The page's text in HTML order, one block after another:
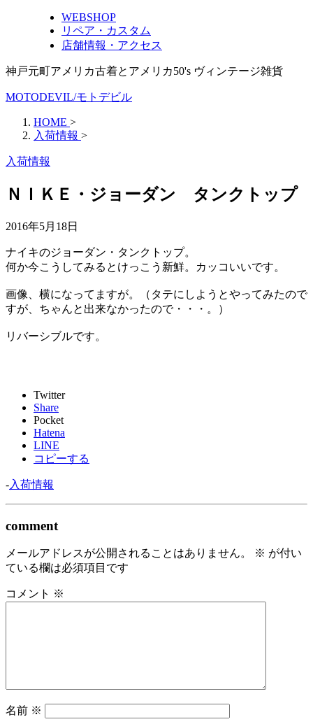
WEBSHOP
リペア・カスタム
店舗情報・アクセス
神戸元町アメリカ古着とアメリカ50's ヴィンテージ雑貨
MOTODEVIL/モトデビル
HOME >
入荷情報 >
入荷情報
ＮＩＫＥ・ジョーダン タンクトップ
2016年5月18日
ナイキのジョーダン・タンクトップ。
何か今こうしてみるとけっこう新鮮。カッコいいです。
画像、横になってますが。（タテにしようとやってみたので
すが、ちゃんと出来なかったので・・・。）
リバーシブルです。
Twitter
Share
Pocket
Hatena
LINE
コピーする
-入荷情報
comment
メールアドレスが公開されることはありません。 ※ が付い
ている欄は必須項目です
コメント ※
名前 ※